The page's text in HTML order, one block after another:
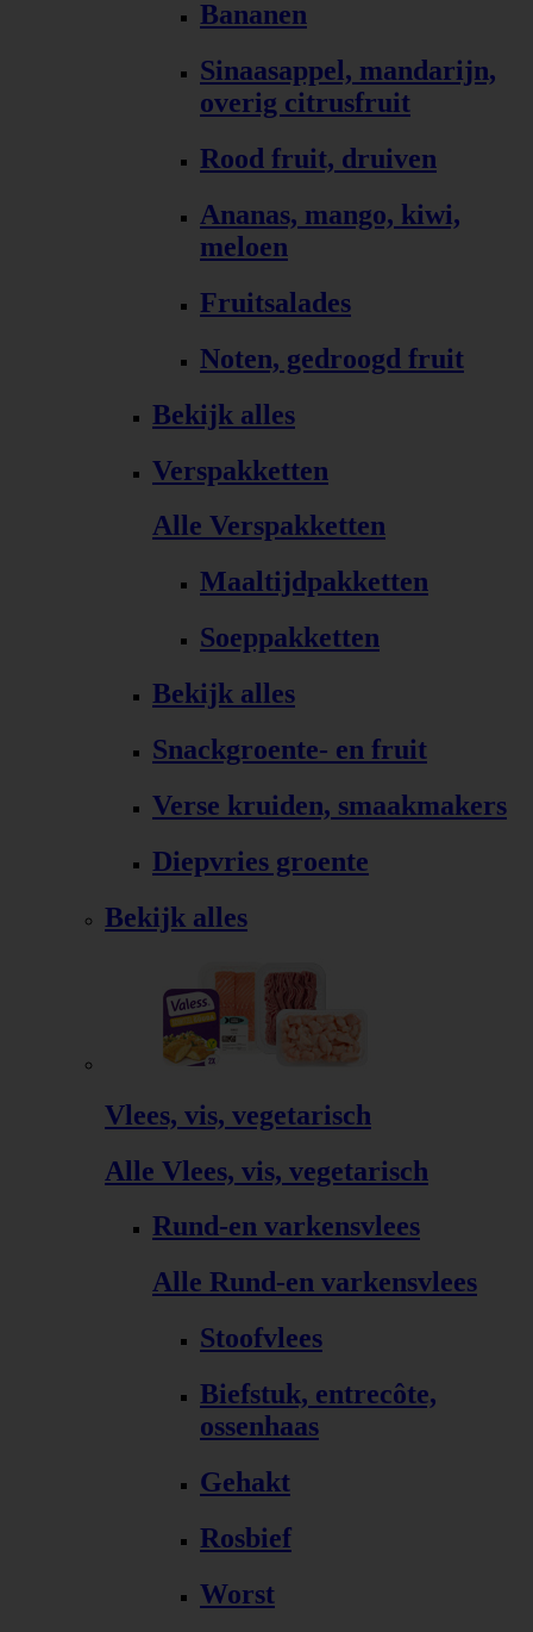
Bananen
Sinaasappel, mandarijn,
overig citrusfruit
Rood fruit, druiven
Ananas, mango, kiwi,
meloen
Fruitsalades
Noten, gedroogd fruit
Bekijk alles
Verspakketten
Alle Verspakketten
Maaltijdpakketten
Soeppakketten
Bekijk alles
Snackgroente- en fruit
Verse kruiden, smaakmakers
Diepvries groente
Bekijk alles
Vlees, vis, vegetarisch
Alle Vlees, vis, vegetarisch
Rund-en varkensvlees
Alle Rund-en varkensvlees
Stoofvlees
Biefstuk, entrecôte,
ossenhaas
Gehakt
Rosbief
Worst